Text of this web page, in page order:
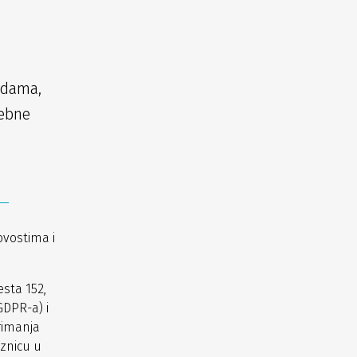
i
152,
a) i
u